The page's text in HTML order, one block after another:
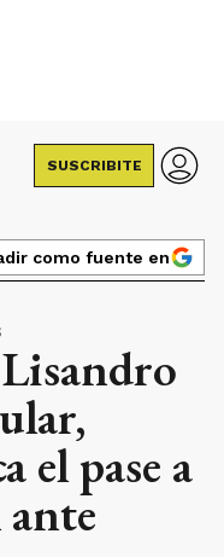
SUSCRIBITE
como fuente en
el pase a